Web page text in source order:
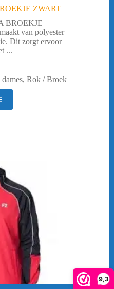
9,3
ZWART
BROEKJE
van polyester
Dit zorgt ervoor
...
, Rok / Broek